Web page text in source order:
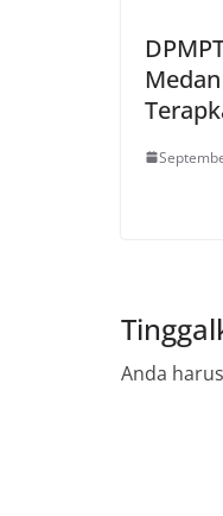
Anda harus